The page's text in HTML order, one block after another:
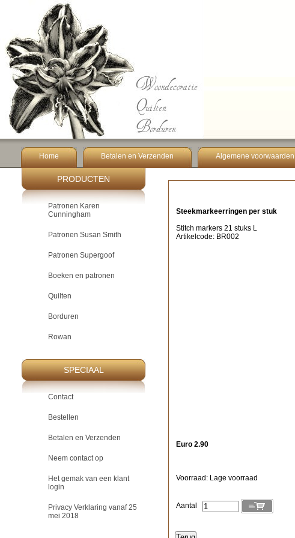
Home Betalen en Verzenden Algemene voorwaarden
PRODUCTEN
Patronen Karen
Cunningham
Patronen Susan Smith
Patronen Supergoof
Boeken en patronen
Quilten
Borduren
Rowan
SPECIAAL
Contact
Bestellen
Betalen en Verzenden
Neem contact op
Het gemak van een klant
login
Privacy Verklaring vanaf 25
mei 2018
Steekmarkeerringen per stuk
Stitch markers 21 stuks L
Artikelcode: BR002
Euro 2.90
Voorraad: Lage voorraad
Aantal